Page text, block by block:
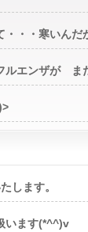
・・・寒いんだ
ルエンザが ま
します。
います(*^^)v